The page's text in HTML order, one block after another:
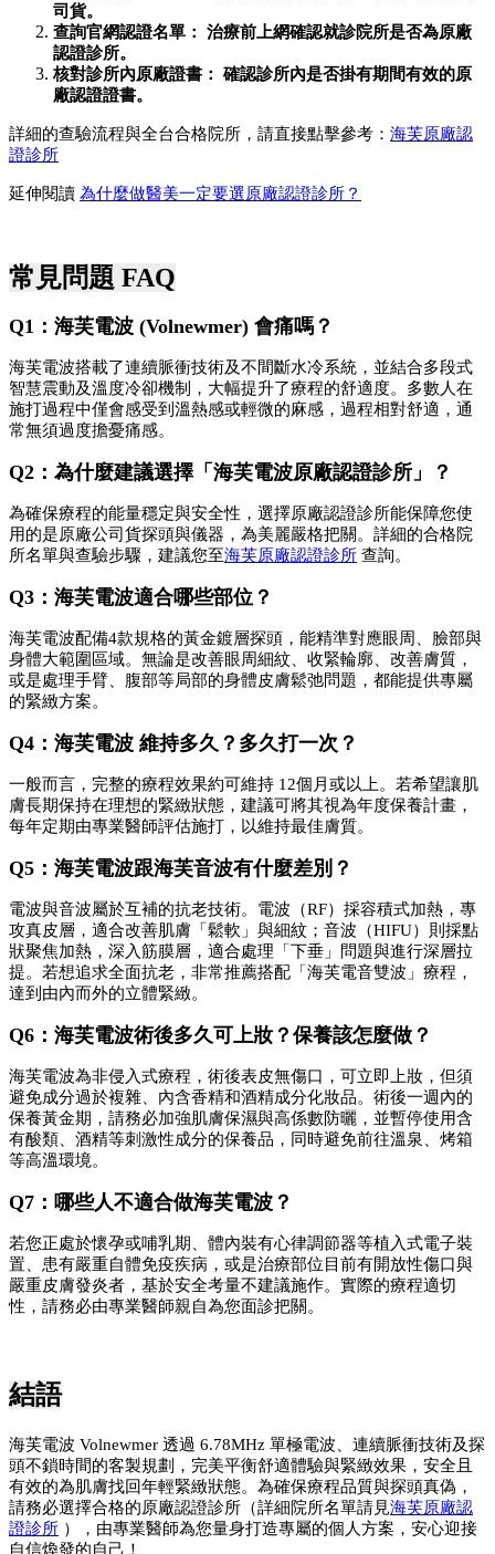
司貨。
查詢官網認證名單： 治療前上網確認就診院所是否為原廠
認證診所。
核對診所內原廠證書： 確認診所內是否掛有期間有效的原
廠認證證書。
詳細的查驗流程與全台合格院所，請直接點擊參考： 海芙原廠認
證診所
延伸閱讀 為什麼做醫美一定要選原廠認證診所？
常見問題 FAQ
Q1：海芙電波 (Volnewmer) 會痛嗎？
海芙電波搭載了連續脈衝技術及不間斷水冷系統，並結合多段式
智慧震動及溫度冷卻機制，大幅提升了療程的舒適度。多數人在
施打過程中僅會感受到溫熱感或輕微的麻感，過程相對舒適，通
常無須過度擔憂痛感。
Q2：為什麼建議選擇「海芙電波原廠認證診所」？
為確保療程的能量穩定與安全性，選擇原廠認證診所能保障您使
用的是原廠公司貨探頭與儀器，為美麗嚴格把關。詳細的合格院
所名單與查驗步驟，建議您至海芙原廠認證診所 查詢。
Q3：海芙電波適合哪些部位？
海芙電波配備4款規格的黃金鍍層探頭，能精準對應眼周、臉部與
身體大範圍區域。無論是改善眼周細紋、收緊輪廓、改善膚質，
或是處理手臂、腹部等局部的身體皮膚鬆弛問題，都能提供專屬
的緊緻方案。
Q4：海芙電波 維持多久？多久打一次？
一般而言，完整的療程效果約可維持 12個月或以上。若希望讓肌
膚長期保持在理想的緊緻狀態，建議可將其視為年度保養計畫，
每年定期由專業醫師評估施打，以維持最佳膚質。
Q5：海芙電波跟海芙音波有什麼差別？
電波與音波屬於互補的抗老技術。電波（RF）採容積式加熱，專
攻真皮層，適合改善肌膚「鬆軟」與細紋；音波（HIFU）則採點
狀聚焦加熱，深入筋膜層，適合處理「下垂」問題與進行深層拉
提。若想追求全面抗老，非常推薦搭配「海芙電音雙波」療程，
達到由內而外的立體緊緻。
Q6：海芙電波術後多久可上妝？保養該怎麼做？
海芙電波為非侵入式療程，術後表皮無傷口，可立即上妝，但須
避免成分過於複雜、內含香精和酒精成分化妝品。術後一週內的
保養黃金期，請務必加強肌膚保濕與高係數防曬，並暫停使用含
有酸類、酒精等刺激性成分的保養品，同時避免前往溫泉、烤箱
等高溫環境。
Q7：哪些人不適合做海芙電波？
若您正處於懷孕或哺乳期、體內裝有心律調節器等植入式電子裝
置、患有嚴重自體免疫疾病，或是治療部位目前有開放性傷口與
嚴重皮膚發炎者，基於安全考量不建議施作。實際的療程適切
性，請務必由專業醫師親自為您面診把關。
結語
海芙電波 Volnewmer 透過 6.78MHz 單極電波、連續脈衝技術及探
頭不鎖時間的客製規劃，完美平衡舒適體驗與緊緻效果，安全且
有效的為肌膚找回年輕緊緻狀態。為確保療程品質與探頭真偽，
請務必選擇合格的原廠認證診所（詳細院所名單請見海芙原廠認
證診所 ），由專業醫師為您量身打造專屬的個人方案，安心迎接
自信煥發的自己！